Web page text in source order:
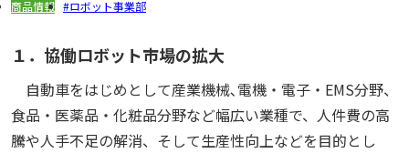
商品情報 ロボット事業部
１．協働ロボット市場の拡大
自動車をはじめとして産業機械､電機・電子・EMS分野、
食品・医薬品・化粧品分野など幅広い業種で、人件費の高
騰や人手不足の解消、そして生産性向上などを目的とし